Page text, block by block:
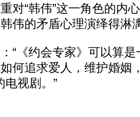
对“韩伟”这一角色的内
伟的矛盾心理演绎得淋
《约会专家》可以算是
何追求爱人，维护婚姻
电视剧。”